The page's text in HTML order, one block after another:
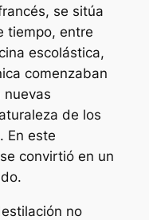
se sitúa
tiempo, entre
escolástica,
comenzaban
nuevas
de los
En este
convirtió en un
no